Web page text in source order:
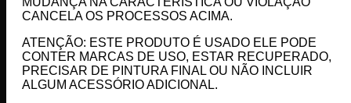
CANCELA OS PROCESSOS ACIMA.
ATENÇÃO: ESTE PRODUTO É USADO ELE PODE
CONTER MARCAS DE USO, ESTAR RECUPERADO,
PRECISAR DE PINTURA FINAL OU NÃO INCLUIR
ALGUM ACESSÓRIO ADICIONAL.